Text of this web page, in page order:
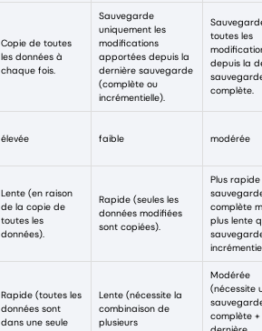
Copie de toutes
les données à
chaque fois.
Sauvegarde
uniquement les
modifications
apportées depuis la
dernière sauvegarde
(complète ou
incrémentielle).
toutes les
depuis la
complète.
élevée faible modérée
Lente (en raison
de la copie de
toutes les
données).
Rapide (seules les
données modifiées
sont copiées).
Plus
complète
plus lente
Rapide (toutes les
données sont
dans une seule
Lente (nécessite la
combinaison de
plusieurs
Modérée
(nécessite
complète +